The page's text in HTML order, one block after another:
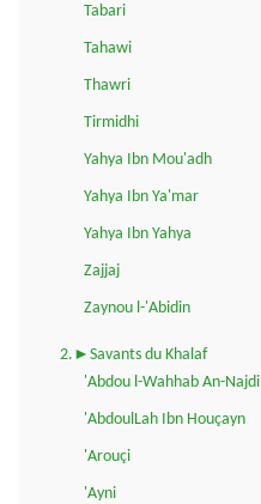
Tabari
Tahawi
Thawri
Tirmidhi
Yahya Ibn Mou'adh
Yahya Ibn Ya'mar
Yahya Ibn Yahya
Zajjaj
Zaynou l-'Abidin
2.►Savants du Khalaf
'Abdou l-Wahhab An-Najdi
'AbdoulLah Ibn Houçayn
'Arouçi
'Ayni